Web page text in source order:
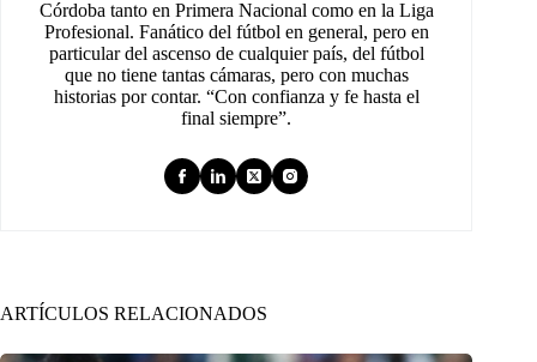
Córdoba tanto en Primera Nacional como en la Liga
Profesional. Fanático del fútbol en general, pero en
particular del ascenso de cualquier país, del fútbol
que no tiene tantas cámaras, pero con muchas
historias por contar. “Con confianza y fe hasta el
final siempre”.
ARTÍCULOS RELACIONADOS